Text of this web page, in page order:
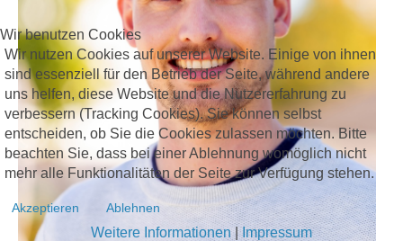
Wir benutzen Cookies
Wir nutzen Cookies auf unserer Website. Einige von ihnen
sind essenziell für den Betrieb der Seite, während andere
uns helfen, diese Website und die Nutzererfahrung zu
verbessern (Tracking Cookies). Sie können selbst
entscheiden, ob Sie die Cookies zulassen möchten. Bitte
beachten Sie, dass bei einer Ablehnung womöglich nicht
mehr alle Funktionalitäten der Seite zur Verfügung stehen.
Akzeptieren Ablehnen
Weitere Informationen |Impressum